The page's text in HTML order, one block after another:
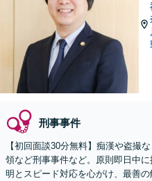
刑事事件
【初回面談30分無料】痴漢や盗撮
領など刑事事件など。原則即日中
明とスピード対応を心がけ、最善の